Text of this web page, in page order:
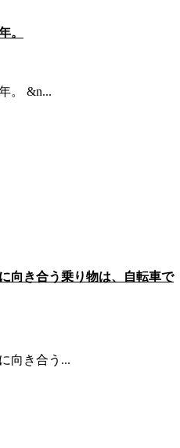
。
。 &n...
向き合う乗り物は、自転車で
向き合う...